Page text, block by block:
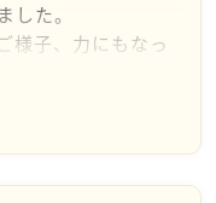
た。
様子、力にもなっ
わりました。
らい経過してい
メッセージを送っ